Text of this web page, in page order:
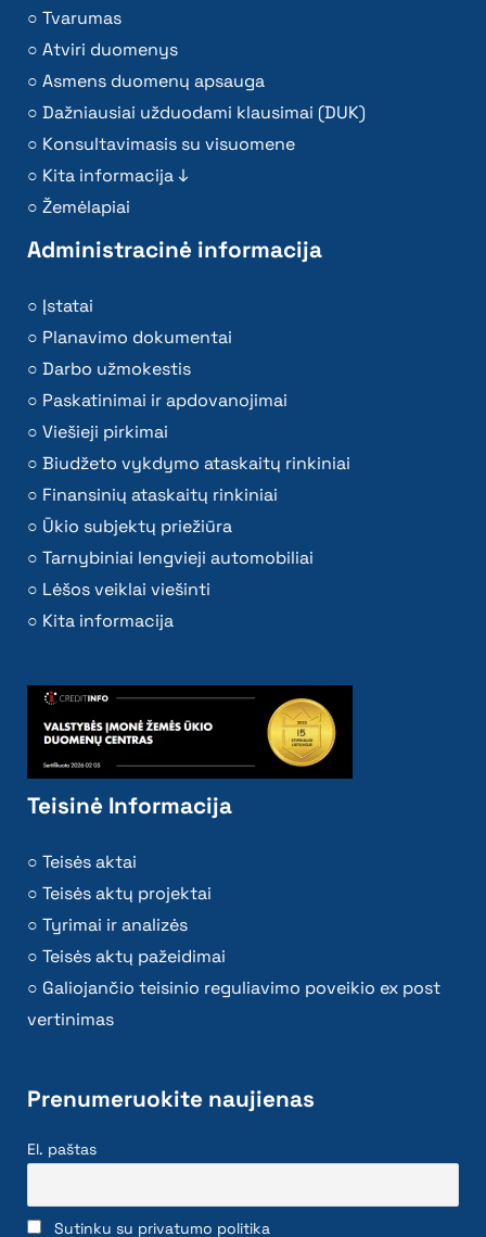
Tvarumas
Atviri duomenys
Asmens duomenų apsauga
Dažniausiai užduodami klausimai (DUK)
Konsultavimasis su visuomene
Kita informacija ↓
Žemėlapiai
Administracinė informacija
Įstatai
Planavimo dokumentai
Darbo užmokestis
Paskatinimai ir apdovanojimai
Viešieji pirkimai
Biudžeto vykdymo ataskaitų rinkiniai
Finansinių ataskaitų rinkiniai
Ūkio subjektų priežiūra
Tarnybiniai lengvieji automobiliai
Lėšos veiklai viešinti
Kita informacija
Teisinė Informacija
Teisės aktai
Teisės aktų projektai
Tyrimai ir analizės
Teisės aktų pažeidimai
Galiojančio teisinio reguliavimo poveikio ex post
vertinimas
Prenumeruokite naujienas
El. paštas
Sutinku su privatumo politika